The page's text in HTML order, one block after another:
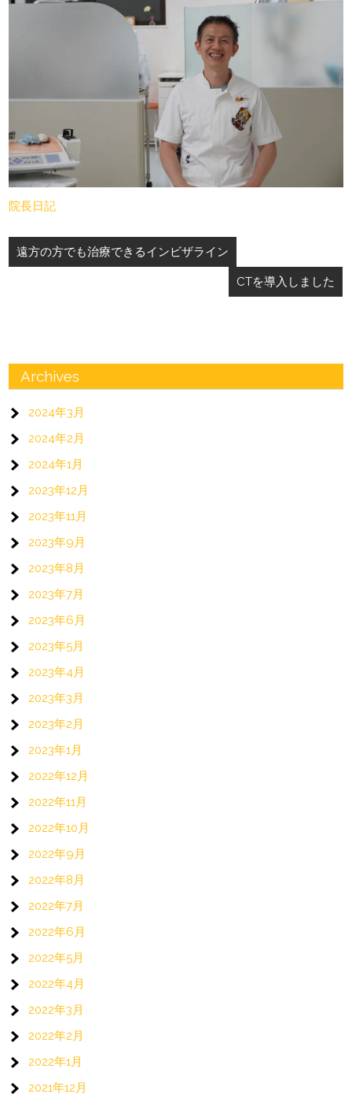
院長日記
投
稿
ー
シ
ョ
ン
遠方の方でも治療できるインビザライン
CTを導入しました
Archives
2024年3月
2024年2月
2024年1月
2023年12月
2023年11月
2023年9月
2023年8月
2023年7月
2023年6月
2023年5月
2023年4月
2023年3月
2023年2月
2023年1月
2022年12月
2022年11月
2022年10月
2022年9月
2022年8月
2022年7月
2022年6月
2022年5月
2022年4月
2022年3月
2022年2月
2022年1月
2021年12月